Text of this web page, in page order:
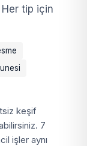
Her tip için
keşif
7
işler aynı